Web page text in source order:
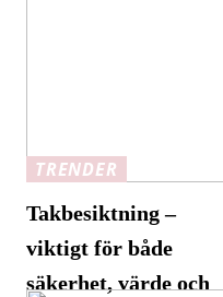
TRENDER
Takbesiktning –
viktigt för både
säkerhet, värde och